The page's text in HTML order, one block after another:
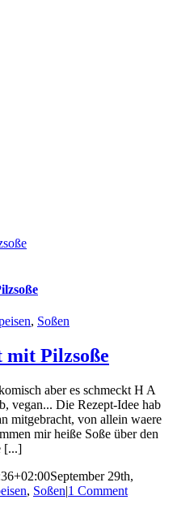
, Soßen
mit Pilzsoße
aber es schmeckt H A
Die Rezept-Idee hab
mitgebracht, von allein waere
mir heiße Soße über den
[...]
September 29th,
, Soßen|1 Comment